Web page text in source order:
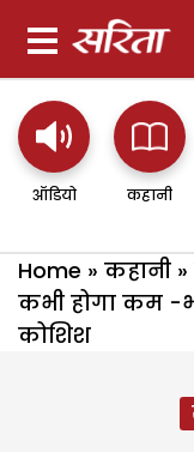
ऑडियो कहानी
Home » कहानी »
कभी होगा कम -
कोशिश